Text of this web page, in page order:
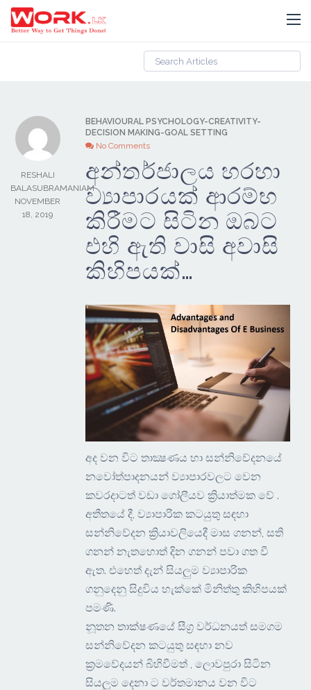
RESHALI
BALASUBRAMANIAM
NOVEMBER
18, 2019
BEHAVIOURAL PSYCHOLOGY-CREATIVITY-
DECISION MAKING-GOAL SETTING
No Comments
අන්තර්ජාලය හරහා
ව්‍යාපාරයක් ආරම්භ
කිරීමට සිටින ඔබට
එහි ඇති වාසි අවාසි
කිහිපයක්…
අද වන විට තාක්‍ෂණය හා සන්නිවේදනයේ
නවෝත්පාදනයන් ව්‍යාපාරවලට වෙන
කවරදාටත් වඩා ගෝලීයව ක්‍රියාත්මක වේ .
අතීතයේ දී, ව්‍යාපාරික කටයුතු සඳහා
සන්නිවේදන ක්‍රියාවලියෙදී මාස ගනන්, සති
ගනන් නැතහොත් දින ගනන් පවා ගත වී
ඇත. එහෙත් දැන් සියලුම ව්‍යාපාරික
ගනුදෙනු සිදුවිය හැක්කේ මිනිත්තු කිහිපයක්
පමණි.
නූතන තාක්ෂණයේ සීග්‍ර වර්ධනයත් සමගම
සන්නිවේදන කටයුතු සඳහා නව
ක්‍රමවේදයන් බිහිවීමත් , ලොවපුරා සිටින
සියලුම දෙනා ට වර්තමානය වන විට